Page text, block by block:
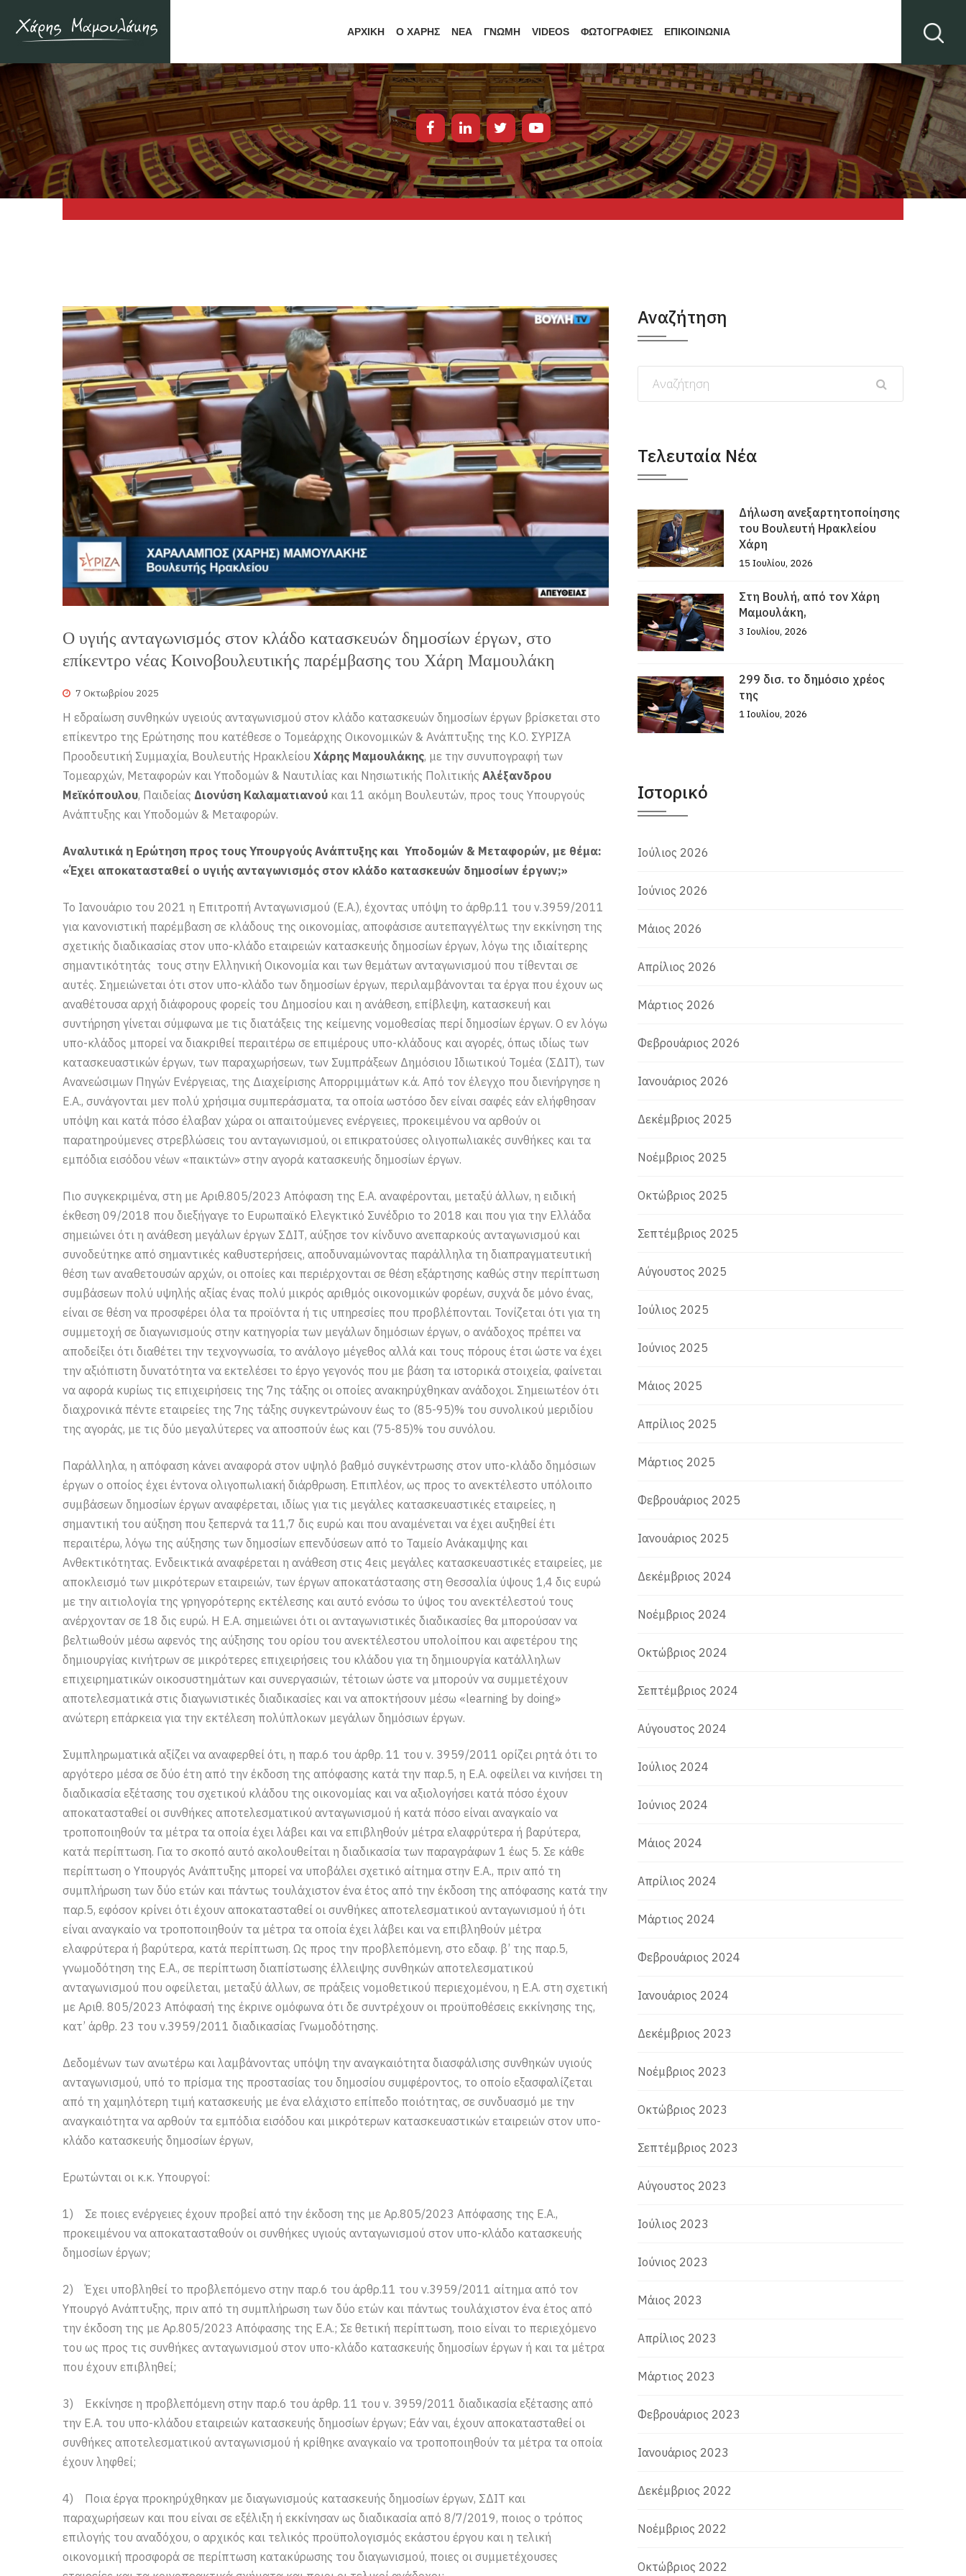
ΑΡΧΙΚΗ Ο ΧΑΡΗΣ ΝΕΑ ΓΝΩΜΗ VIDEOS ΦΩΤΟΓΡΑΦΙΕΣ ΕΠΙΚΟΙΝΩΝΙΑ
Ο υγιής ανταγωνισμός στον κλάδο κατασκευών δημοσίων έργων, στο
επίκεντρο νέας Κοινοβουλευτικής παρέμβασης του Χάρη Μαμουλάκη
7 Οκτωβρίου 2025
Η εδραίωση συνθηκών υγειούς ανταγωνισμού στον κλάδο κατασκευών δημοσίων έργων βρίσκεται στο
επίκεντρο της Ερώτησης που κατέθεσε ο Τομεάρχης Οικονομικών & Ανάπτυξης της Κ.Ο. ΣΥΡΙΖΑ
Προοδευτική Συμμαχία, Βουλευτής Ηρακλείου Χάρης Μαμουλάκης, με την συνυπογραφή των
Τομεαρχών, Μεταφορών και Υποδομών & Ναυτιλίας και Νησιωτικής Πολιτικής Αλέξανδρου
Μεϊκόπουλου, Παιδείας Διονύση Καλαματιανού και 11 ακόμη Βουλευτών, προς τους Υπουργούς
Ανάπτυξης και Υποδομών & Μεταφορών.
Αναλυτικά η Ερώτηση προς τους Υπουργούς Ανάπτυξης και Υποδομών & Μεταφορών, με θέμα:
«Έχει αποκατασταθεί ο υγιής ανταγωνισμός στον κλάδο κατασκευών δημοσίων έργων;»
Το Ιανουάριο του 2021 η Επιτροπή Ανταγωνισμού (Ε.Α.), έχοντας υπόψη το άρθρ.11 του ν.3959/2011
για κανονιστική παρέμβαση σε κλάδους της οικονομίας, αποφάσισε αυτεπαγγέλτως την εκκίνηση της
σχετικής διαδικασίας στον υπο-κλάδο εταιρειών κατασκευής δημοσίων έργων, λόγω της ιδιαίτερης
σημαντικότητάς τους στην Ελληνική Οικονομία και των θεμάτων ανταγωνισμού που τίθενται σε
αυτές. Σημειώνεται ότι στον υπο-κλάδο των δημοσίων έργων, περιλαμβάνονται τα έργα που έχουν ως
αναθέτουσα αρχή διάφορους φορείς του Δημοσίου και η ανάθεση, επίβλεψη, κατασκευή και
συντήρηση γίνεται σύμφωνα με τις διατάξεις της κείμενης νομοθεσίας περί δημοσίων έργων. Ο εν λόγω
υπο-κλάδος μπορεί να διακριθεί περαιτέρω σε επιμέρους υπο-κλάδους και αγορές, όπως ιδίως των
κατασκευαστικών έργων, των παραχωρήσεων, των Συμπράξεων Δημόσιου Ιδιωτικού Τομέα (ΣΔΙΤ), των
Ανανεώσιμων Πηγών Ενέργειας, της Διαχείρισης Απορριμμάτων κ.ά. Από τον έλεγχο που διενήργησε η
Ε.Α., συνάγονται μεν πολύ χρήσιμα συμπεράσματα, τα οποία ωστόσο δεν είναι σαφές εάν ελήφθησαν
υπόψη και κατά πόσο έλαβαν χώρα οι απαιτούμενες ενέργειες, προκειμένου να αρθούν οι
παρατηρούμενες στρεβλώσεις του ανταγωνισμού, οι επικρατούσες ολιγοπωλιακές συνθήκες και τα
εμπόδια εισόδου νέων «παικτών» στην αγορά κατασκευής δημοσίων έργων.
Πιο συγκεκριμένα, στη με Αριθ.805/2023 Απόφαση της Ε.Α. αναφέρονται, μεταξύ άλλων, η ειδική
έκθεση 09/2018 που διεξήγαγε το Ευρωπαϊκό Ελεγκτικό Συνέδριο το 2018 και που για την Ελλάδα
σημειώνει ότι η ανάθεση μεγάλων έργων ΣΔΙΤ, αύξησε τον κίνδυνο ανεπαρκούς ανταγωνισμού και
συνοδεύτηκε από σημαντικές καθυστερήσεις, αποδυναμώνοντας παράλληλα τη διαπραγματευτική
θέση των αναθετουσών αρχών, οι οποίες και περιέρχονται σε θέση εξάρτησης καθώς στην περίπτωση
συμβάσεων πολύ υψηλής αξίας ένας πολύ μικρός αριθμός οικονομικών φορέων, συχνά δε μόνο ένας,
είναι σε θέση να προσφέρει όλα τα προϊόντα ή τις υπηρεσίες που προβλέπονται. Τονίζεται ότι για τη
συμμετοχή σε διαγωνισμούς στην κατηγορία των μεγάλων δημόσιων έργων, ο ανάδοχος πρέπει να
αποδείξει ότι διαθέτει την τεχνογνωσία, το ανάλογο μέγεθος αλλά και τους πόρους έτσι ώστε να έχει
την αξιόπιστη δυνατότητα να εκτελέσει το έργο γεγονός που με βάση τα ιστορικά στοιχεία, φαίνεται
να αφορά κυρίως τις επιχειρήσεις της 7ης τάξης οι οποίες ανακηρύχθηκαν ανάδοχοι. Σημειωτέον ότι
διαχρονικά πέντε εταιρείες της 7ης τάξης συγκεντρώνουν έως το (85-95)% του συνολικού μεριδίου
της αγοράς, με τις δύο μεγαλύτερες να αποσπούν έως και (75-85)% του συνόλου.
Παράλληλα, η απόφαση κάνει αναφορά στον υψηλό βαθμό συγκέντρωσης στον υπο-κλάδο δημόσιων
έργων ο οποίος έχει έντονα ολιγοπωλιακή διάρθρωση. Επιπλέον, ως προς το ανεκτέλεστο υπόλοιπο
συμβάσεων δημοσίων έργων αναφέρεται, ιδίως για τις μεγάλες κατασκευαστικές εταιρείες, η
σημαντική του αύξηση που ξεπερνά τα 11,7 δις ευρώ και που αναμένεται να έχει αυξηθεί έτι
περαιτέρω, λόγω της αύξησης των δημοσίων επενδύσεων από το Ταμείο Ανάκαμψης και
Ανθεκτικότητας. Ενδεικτικά αναφέρεται η ανάθεση στις 4εις μεγάλες κατασκευαστικές εταιρείες, με
αποκλεισμό των μικρότερων εταιρειών, των έργων αποκατάστασης στη Θεσσαλία ύψους 1,4 δις ευρώ
με την αιτιολογία της γρηγορότερης εκτέλεσης και αυτό ενόσω το ύψος του ανεκτέλεστού τους
ανέρχονταν σε 18 δις ευρώ. Η Ε.Α. σημειώνει ότι οι ανταγωνιστικές διαδικασίες θα μπορούσαν να
βελτιωθούν μέσω αφενός της αύξησης του ορίου του ανεκτέλεστου υπολοίπου και αφετέρου της
δημιουργίας κινήτρων σε μικρότερες επιχειρήσεις του κλάδου για τη δημιουργία κατάλληλων
επιχειρηματικών οικοσυστημάτων και συνεργασιών, τέτοιων ώστε να μπορούν να συμμετέχουν
αποτελεσματικά στις διαγωνιστικές διαδικασίες και να αποκτήσουν μέσω «learning by doing»
ανώτερη επάρκεια για την εκτέλεση πολύπλοκων μεγάλων δημόσιων έργων.
Συμπληρωματικά αξίζει να αναφερθεί ότι, η παρ.6 του άρθρ. 11 του ν. 3959/2011 ορίζει ρητά ότι το
αργότερο μέσα σε δύο έτη από την έκδοση της απόφασης κατά την παρ.5, η E.A. οφείλει να κινήσει τη
διαδικασία εξέτασης του σχετικού κλάδου της οικονομίας και να αξιολογήσει κατά πόσο έχουν
αποκατασταθεί οι συνθήκες αποτελεσματικού ανταγωνισμού ή κατά πόσο είναι αναγκαίο να
τροποποιηθούν τα μέτρα τα οποία έχει λάβει και να επιβληθούν μέτρα ελαφρύτερα ή βαρύτερα,
κατά περίπτωση. Για το σκοπό αυτό ακολουθείται η διαδικασία των παραγράφων 1 έως 5. Σε κάθε
περίπτωση ο Υπουργός Ανάπτυξης μπορεί να υποβάλει σχετικό αίτημα στην E.A., πριν από τη
συμπλήρωση των δύο ετών και πάντως τουλάχιστον ένα έτος από την έκδοση της απόφασης κατά την
παρ.5, εφόσον κρίνει ότι έχουν αποκατασταθεί οι συνθήκες αποτελεσματικού ανταγωνισμού ή ότι
είναι αναγκαίο να τροποποιηθούν τα μέτρα τα οποία έχει λάβει και να επιβληθούν μέτρα
ελαφρύτερα ή βαρύτερα, κατά περίπτωση. Ως προς την προβλεπόμενη, στο εδαφ. β’ της παρ.5,
γνωμοδότηση της Ε.Α., σε περίπτωση διαπίστωσης έλλειψης συνθηκών αποτελεσματικού
ανταγωνισμού που οφείλεται, μεταξύ άλλων, σε πράξεις νομοθετικού περιεχομένου, η Ε.Α. στη σχετική
με Αριθ. 805/2023 Απόφασή της έκρινε ομόφωνα ότι δε συντρέχουν οι προϋποθέσεις εκκίνησης της,
κατ’ άρθρ. 23 του ν.3959/2011 διαδικασίας Γνωμοδότησης.
Δεδομένων των ανωτέρω και λαμβάνοντας υπόψη την αναγκαιότητα διασφάλισης συνθηκών υγιούς
ανταγωνισμού, υπό το πρίσμα της προστασίας του δημοσίου συμφέροντος, το οποίο εξασφαλίζεται
από τη χαμηλότερη τιμή κατασκευής με ένα ελάχιστο επίπεδο ποιότητας, σε συνδυασμό με την
αναγκαιότητα να αρθούν τα εμπόδια εισόδου και μικρότερων κατασκευαστικών εταιρειών στον υπο-
κλάδο κατασκευής δημοσίων έργων,
Ερωτώνται οι κ.κ. Υπουργοί:
1) Σε ποιες ενέργειες έχουν προβεί από την έκδοση της με Αρ.805/2023 Απόφασης της Ε.Α.,
προκειμένου να αποκατασταθούν οι συνθήκες υγιούς ανταγωνισμού στον υπο-κλάδο κατασκευής
δημοσίων έργων;
2) Έχει υποβληθεί το προβλεπόμενο στην παρ.6 του άρθρ.11 του ν.3959/2011 αίτημα από τον
Υπουργό Ανάπτυξης, πριν από τη συμπλήρωση των δύο ετών και πάντως τουλάχιστον ένα έτος από
την έκδοση της με Αρ.805/2023 Απόφασης της Ε.Α.; Σε θετική περίπτωση, ποιο είναι το περιεχόμενο
του ως προς τις συνθήκες ανταγωνισμού στον υπο-κλάδο κατασκευής δημοσίων έργων ή και τα μέτρα
που έχουν επιβληθεί;
3) Εκκίνησε η προβλεπόμενη στην παρ.6 του άρθρ. 11 του ν. 3959/2011 διαδικασία εξέτασης από
την Ε.Α. του υπο-κλάδου εταιρειών κατασκευής δημοσίων έργων; Εάν ναι, έχουν αποκατασταθεί οι
συνθήκες αποτελεσματικού ανταγωνισμού ή κρίθηκε αναγκαίο να τροποποιηθούν τα μέτρα τα οποία
έχουν ληφθεί;
4) Ποια έργα προκηρύχθηκαν με διαγωνισμούς κατασκευής δημοσίων έργων, ΣΔΙΤ και
παραχωρήσεων και που είναι σε εξέλιξη ή εκκίνησαν ως διαδικασία από 8/7/2019, ποιος ο τρόπος
επιλογής του αναδόχου, ο αρχικός και τελικός προϋπολογισμός εκάστου έργου και η τελική
οικονομική προσφορά σε περίπτωση κατακύρωσης του διαγωνισμού, ποιες οι συμμετέχουσες
Αναζήτηση
Τελευταία Νέα
Δήλωση ανεξαρτητοποίησης
του Βουλευτή Ηρακλείου
Χάρη
15 Ιουλίου, 2026
Στη Βουλή, από τον Χάρη
Μαμουλάκη,
3 Ιουλίου, 2026
299 δισ. το δημόσιο χρέος
της
1 Ιουλίου, 2026
Ιστορικό
Ιούλιος 2026
Ιούνιος 2026
Μάιος 2026
Απρίλιος 2026
Μάρτιος 2026
Φεβρουάριος 2026
Ιανουάριος 2026
Δεκέμβριος 2025
Νοέμβριος 2025
Οκτώβριος 2025
Σεπτέμβριος 2025
Αύγουστος 2025
Ιούλιος 2025
Ιούνιος 2025
Μάιος 2025
Απρίλιος 2025
Μάρτιος 2025
Φεβρουάριος 2025
Ιανουάριος 2025
Δεκέμβριος 2024
Νοέμβριος 2024
Οκτώβριος 2024
Σεπτέμβριος 2024
Αύγουστος 2024
Ιούλιος 2024
Ιούνιος 2024
Μάιος 2024
Απρίλιος 2024
Μάρτιος 2024
Φεβρουάριος 2024
Ιανουάριος 2024
Δεκέμβριος 2023
Νοέμβριος 2023
Οκτώβριος 2023
Σεπτέμβριος 2023
Αύγουστος 2023
Ιούλιος 2023
Ιούνιος 2023
Μάιος 2023
Απρίλιος 2023
Μάρτιος 2023
Φεβρουάριος 2023
Ιανουάριος 2023
Δεκέμβριος 2022
Νοέμβριος 2022
Οκτώβριος 2022